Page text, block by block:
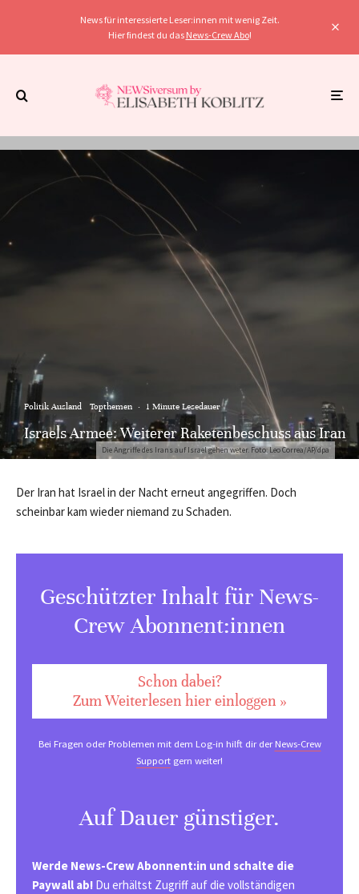
News für interessierte Leser:innen mit wenig Zeit.
Hier findest du das News-Crew Abo!
Die Angriffe des Irans auf Israel gehen weter. Foto: Leo Correa/AP/dpa
Politik Ausland Topthemen · 1 Minute Lesedauer
Israels Armee: Weiterer Raketenbeschuss aus Iran
Der Iran hat Israel in der Nacht erneut angegriffen. Doch
scheinbar kam wieder niemand zu Schaden.
Geschützter Inhalt für News-
Crew Abonnent:innen
Schon dabei?
Zum Weiterlesen hier einloggen »
Bei Fragen oder Problemen mit dem Log-in hilft dir derNews-Crew
Support gern weiter!
Auf Dauer günstiger.
Werde News-Crew Abonnent:in und schalte die
Paywall ab! Du erhältst Zugriff auf die vollständigen